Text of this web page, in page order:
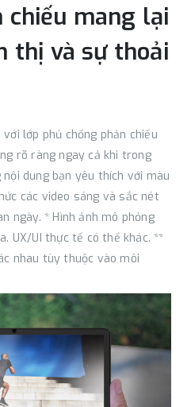
chiếu mang lại
thị và sự thoải
lớp phủ chống phản chiếu
rõ ràng ngay cả khi trong
dung bạn yêu thích với màu
các video sáng và sắc nét
ngày. * Hình ảnh mô phỏng
UX/UI thực tế có thể khác. **
nhau tùy thuộc vào môi